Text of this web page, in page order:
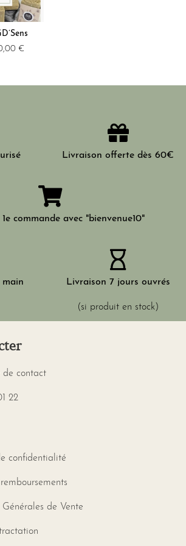
€
Livraison offerte dès 60€
commande avec "bienvenue10"
Livraison 7 jours ouvrés
(si produit en stock)
de contact
22
confidentialité
de Vente